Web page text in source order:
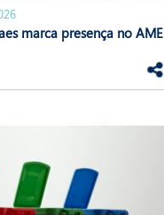
marca presença no AME